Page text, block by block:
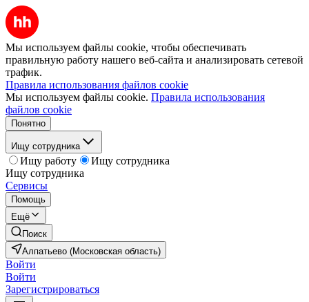
Мы используем файлы cookie, чтобы обеспечивать
правильную работу нашего веб-сайта и анализировать сетевой
трафик.
Правила использования файлов cookie
Мы используем файлы cookie. Правила использования
файлов cookie
Понятно
Ищу сотрудника
Ищу работу
Ищу сотрудника
Ищу сотрудника
Сервисы
Помощь
Ещё
Поиск
Алпатьево (Московская область)
Войти
Войти
Зарегистрироваться